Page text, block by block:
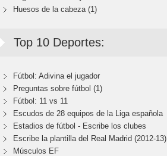
Huesos de la cabeza (1)
Top 10 Deportes:
Fútbol: Adivina el jugador
Preguntas sobre fútbol (1)
Fútbol: 11 vs 11
Escudos de 28 equipos de la Liga española
Estadios de fútbol - Escribe los clubes
Escribe la plantilla del Real Madrid (2012-13)
Músculos EF